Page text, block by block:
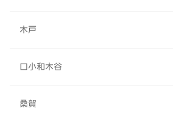
木戸
口小和木谷
桑賀